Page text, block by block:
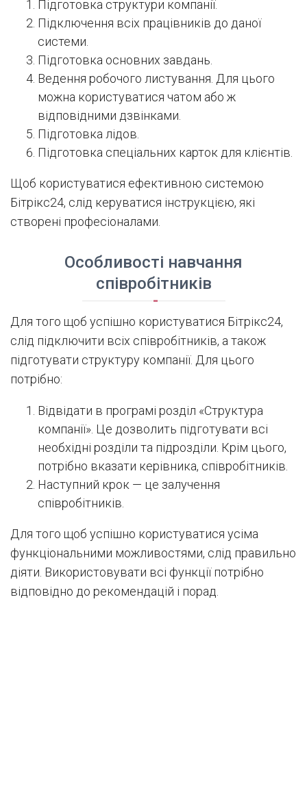
Підготовка структури компанії.
Підключення всіх працівників до даної
системи.
Підготовка основних завдань.
Ведення робочого листування. Для цього
можна користуватися чатом або ж
відповідними дзвінками.
Підготовка лідов.
Підготовка спеціальних карток для клієнтів.
Щоб користуватися ефективною системою
Бітрікс24, слід керуватися інструкцією, які
створені професіоналами.
Особливості навчання
співробітників
Для того щоб успішно користуватися Бітрікс24,
слід підключити всіх співробітників, а також
підготувати структуру компанії. Для цього
потрібно:
Відвідати в програмі розділ «Структура
компанії». Це дозволить підготувати всі
необхідні розділи та підрозділи. Крім цього,
потрібно вказати керівника, співробітників.
Наступний крок — це залучення
співробітників.
Для того щоб успішно користуватися усіма
функціональними можливостями, слід правильно
діяти. Використовувати всі функції потрібно
відповідно до рекомендацій і порад.